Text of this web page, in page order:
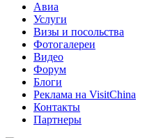
Авиа
Услуги
Визы и посольства
Фотогалереи
Видео
Форум
Блоги
Реклама на VisitChina
Контакты
Партнеры